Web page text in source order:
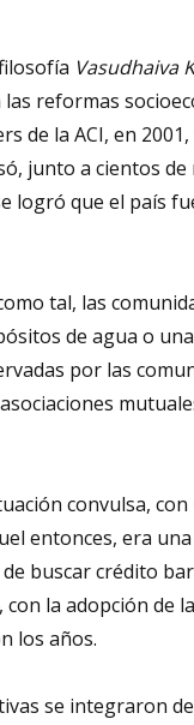
Vasudhaiva
reformas
de la ACI, en
junto a cientos de
logró que el país
tal, las
de agua o
por las
convulsa,
entonces, era
buscar crédito
la adopción de
los años.
se integraron